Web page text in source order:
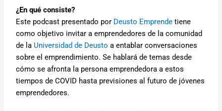
¿En qué consiste?
Este podcast presentado por Deusto Emprende tiene
como objetivo invitar a emprendedores de la comunidad
de la Universidad de Deusto a entablar conversaciones
sobre el emprendimiento. Se hablará de temas desde
cómo se afronta la persona emprendedora a estos
tiempos de COVID hasta previsiones al futuro de jóvenes
emprendedores.